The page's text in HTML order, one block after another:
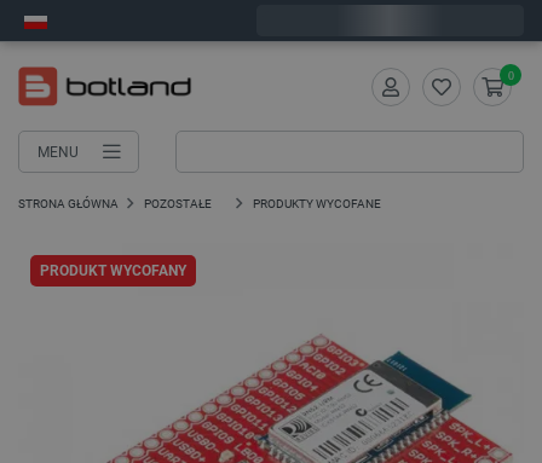
MENU
0
STRONA GŁÓWNA POZOSTAŁE PRODUKTY WYCOFANE
PRODUKT WYCOFANY